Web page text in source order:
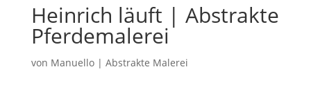
Heinrich läuft | Abstrakte
Pferdemalerei
von Manuello| Abstrakte Malerei